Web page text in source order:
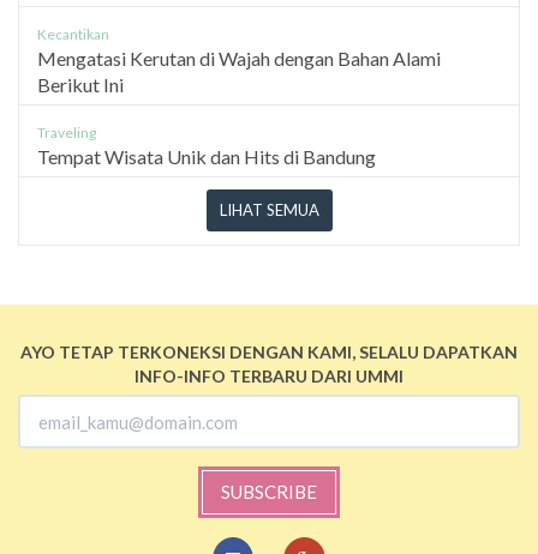
Kecantikan
Mengatasi Kerutan di Wajah dengan Bahan Alami
Berikut Ini
Traveling
Tempat Wisata Unik dan Hits di Bandung
LIHAT SEMUA
AYO TETAP TERKONEKSI DENGAN KAMI, SELALU DAPATKAN
INFO-INFO TERBARU DARI UMMI
SUBSCRIBE